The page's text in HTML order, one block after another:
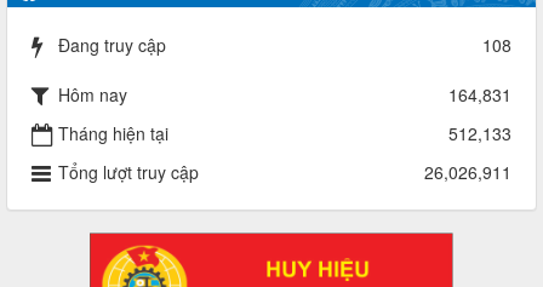
nhà nước năm 2024
lượt xem: 917 | lượt tải:254
2930/TLĐ-TC
Công văn số 2930/TLĐ-TC, ngày 31/12/2024 của Tổng
LĐLĐ Việt Nam về việc quy định tỷ lệ phân phối tự động
Thời gian đăng: 06/01/2025
lượt xem: 1067 | lượt tải:437
Đang truy cập 108
Hôm nay
164,831
Tháng hiện tại
512,133
Tổng lượt truy cập
26,026,911